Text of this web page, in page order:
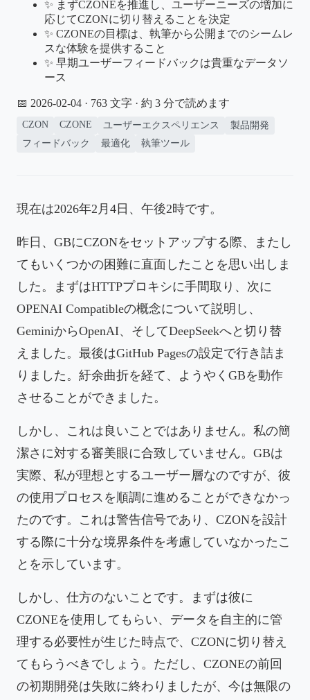
✨ まずCZONEを推進し、ユーザーニーズの増加に
応じてCZONに切り替えることを決定
✨ CZONEの目標は、執筆から公開までのシームレ
スな体験を提供すること
✨ 早期ユーザーフィードバックは貴重なデータソ
ース
📅 2026-02-04 · 763 文字 · 約 3 分で読めます
CZON CZONE ユーザーエクスペリエンス
製品開発
フィードバック
最適化 執筆ツール
現在は2026年2月4日、午後2時です。
昨日、GBにCZONをセットアップする際、またし
てもいくつかの困難に直面したことを思い出しま
した。まずはHTTPプロキシに手間取り、次に
OPENAI Compatibleの概念について説明し、
GeminiからOpenAI、そしてDeepSeekへと切り替
えました。最後はGitHub Pagesの設定で行き詰ま
りました。紆余曲折を経て、ようやくGBを動作
させることができました。
しかし、これは良いことではありません。私の簡
潔さに対する審美眼に合致していません。GBは
実際、私が理想とするユーザー層なのですが、彼
の使用プロセスを順調に進めることができなかっ
たのです。これは警告信号であり、CZONを設計
する際に十分な境界条件を考慮していなかったこ
とを示しています。
しかし、仕方のないことです。まずは彼に
CZONEを使用してもらい、データを自主的に管
理する必要性が生じた時点で、CZONに切り替え
てもらうべきでしょう。ただし、CZONEの前回
の初期開発は失敗に終わりましたが、今は無限の